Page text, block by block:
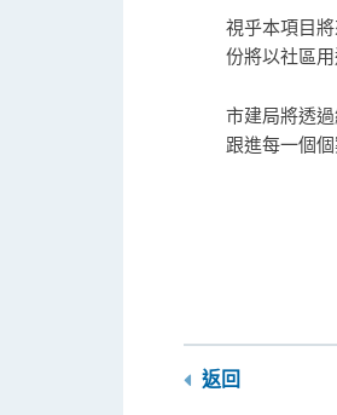
視乎本項目
份將以社區
市建局將透
跟進每一個
返回